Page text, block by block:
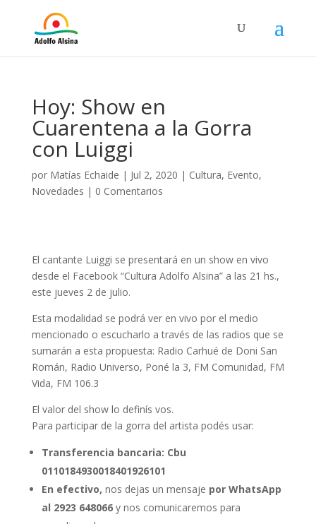
Hoy: Show en
Cuarentena a la Gorra
con Luiggi
por Matías Echaide | Jul 2, 2020 | Cultura, Evento,
Novedades | 0 Comentarios
El cantante Luiggi se presentará en un show en vivo
desde el Facebook “Cultura Adolfo Alsina” a las 21 hs.,
este jueves 2 de julio.
Esta modalidad se podrá ver en vivo por el medio
mencionado o escucharlo a través de las radios que se
sumarán a esta propuesta: Radio Carhué de Doni San
Román, Radio Universo, Poné la 3, FM Comunidad, FM
Vida, FM 106.3
El valor del show lo definís vos.
Para participar de la gorra del artista podés usar:
Transferencia bancaria: Cbu
0110184930018401926101
En efectivo, nos dejas un mensaje por WhatsApp
al 2923 648066 y nos comunicaremos para